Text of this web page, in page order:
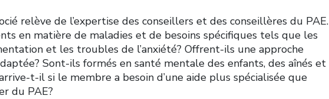
relève de l’expertise des conseillers et des conseillères du PAE.
en matière de maladies et de besoins spécifiques tels que les
et les troubles de l’anxiété? Offrent-ils une approche
Sont-ils formés en santé mentale des enfants, des aînés et
t-il si le membre a besoin d’une aide plus spécialisée que
du PAE?